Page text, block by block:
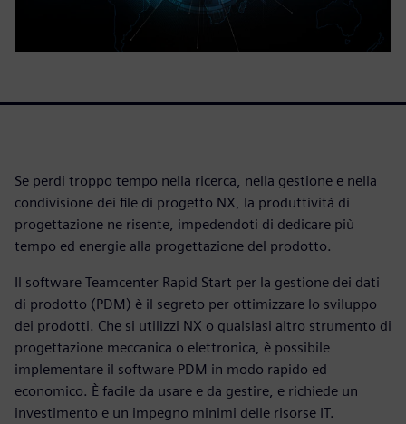
Se perdi troppo tempo nella ricerca, nella gestione e nella
condivisione dei file di progetto NX, la produttività di
progettazione ne risente, impedendoti di dedicare più
tempo ed energie alla progettazione del prodotto.
Il software Teamcenter Rapid Start per la gestione dei dati
di prodotto (PDM) è il segreto per ottimizzare lo sviluppo
dei prodotti. Che si utilizzi NX o qualsiasi altro strumento di
progettazione meccanica o elettronica, è possibile
implementare il software PDM in modo rapido ed
economico. È facile da usare e da gestire, e richiede un
investimento e un impegno minimi delle risorse IT.